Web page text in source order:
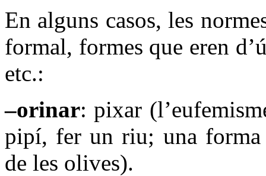
En alguns casos, les
formal, formes que eren
etc.:
–orinar: pixar
pipí, fer un riu; una forma
de les olives).